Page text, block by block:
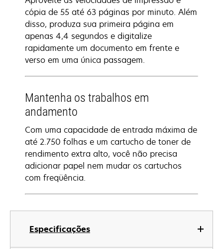
Especificações
cópia de 55 até 63 páginas por minuto. Além
disso, produza sua primeira página em
apenas 4,4 segundos e digitalize
rapidamente um documento em frente e
verso em uma única passagem.
Mantenha os trabalhos em
andamento
Com uma capacidade de entrada máxima de
até 2.750 folhas e um cartucho de toner de
rendimento extra alto, você não precisa
adicionar papel nem mudar os cartuchos
com freqüência.